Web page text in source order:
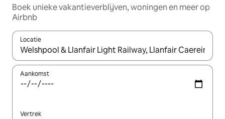
Boek unieke vakantieverblijven, woningen en meer op
Airbnb
Locatie
Wanneer er suggesties beschikbaar zijn, maak je een keuze
Aankomst
Vertrek